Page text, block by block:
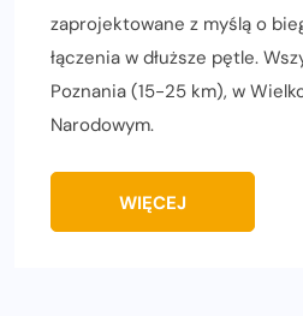
zaprojektowane z myślą o
łączenia w dłuższe pętle.
Poznania (15-25 km), w
Narodowym.
WIĘCEJ